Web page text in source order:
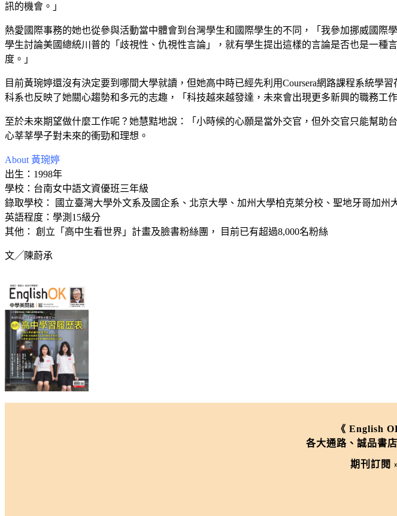
訊的機會。」
熱愛國際事務的她也從參與活動當中體會到台灣學生和國際學生的不同，「我參加挪威國
學生討論美國總統川普的「歧視性、仇視性言論」，就有學生提出這樣的言論是否也是一
度。」
目前黃琬婷還沒有決定要到哪間大學就讀，但她高中時已經先利用Coursera網路課程系統
科系也反映了她關心趨勢和多元的志趣，「科技越來越發達，未來會出現更多新興的職務工
至於未來期望做什麼工作呢？她慧黠地說：「小時候的心願是當外交官，但外交官只能幫
心莘莘學子對未來的衝勁和理想。
About 黃琬婷
出生：1998年
學校：台南女中語文資優班三年級
錄取學校： 國立臺灣大學外文系及國企系、北京大學、加州大學柏克萊分校、聖地牙哥加
英語程度：學測15級分
其他： 創立「高中生看世界」計畫及臉書粉絲團， 目前已有超過8,000名粉絲
文╱陳蔚承
《 English
各大通路、誠品書
期刊訂閱